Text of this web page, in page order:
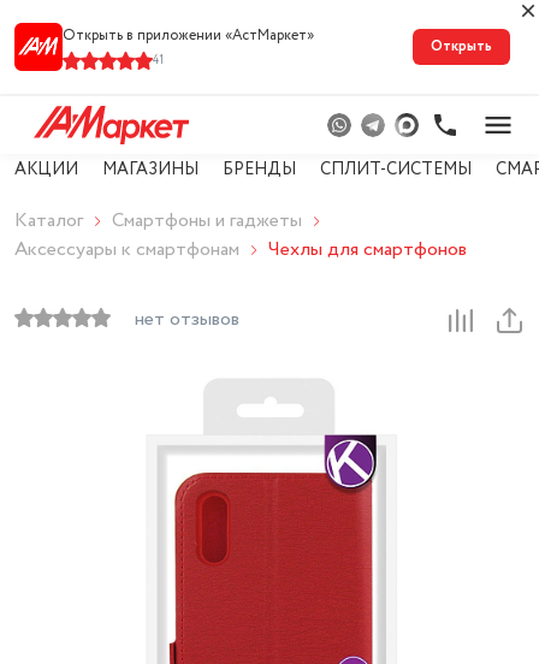
Открыть в приложении «АстМарке‪т‬»
41
Открыть
АКЦИИ МАГАЗИНЫ БРЕНДЫ СПЛИТ-СИСТЕМЫ
Каталог
Смартфоны и гаджеты
Аксессуары к смартфонам
Чехлы для смартфонов
нет отзывов